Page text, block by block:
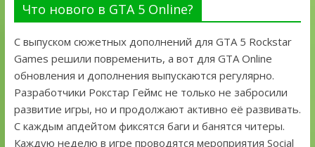
Что нового в GTA 5 Online?
С выпуском сюжетных дополнений для GTA 5 Rockstar
Games решили повременить, а вот для GTA Online
обновления и дополнения выпускаются регулярно.
Разработчики Рокстар Геймс не только не забросили
развитие игры, но и продолжают активно её развивать.
С каждым апдейтом фиксятся баги и банятся читеры.
Каждую неделю в игре проводятся мероприятия Social